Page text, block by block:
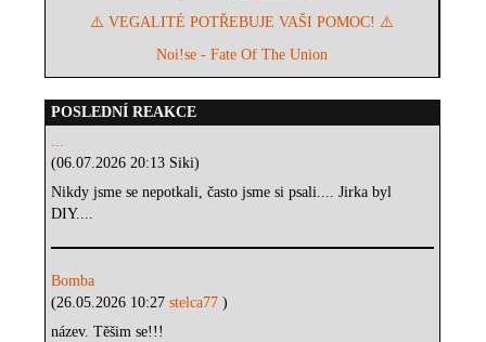
⚠️ VEGALITÉ POTŘEBUJE VAŠI POMOC! ⚠️
Noi!se - Fate Of The Union
POSLEDNÍ REAKCE
...
(06.07.2026 20:13 Siki)
Nikdy jsme se nepotkali, často jsme si psali.... Jirka byl
DIY....
Bomba
(26.05.2026 10:27stelca77)
název. Těšim se!!!